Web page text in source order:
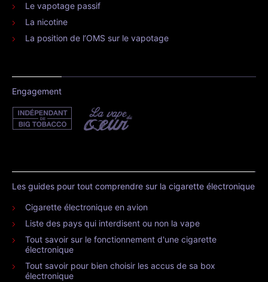
Le vapotage passif
La nicotine
La position de l’OMS sur le vapotage
Engagement
Les guides pour tout comprendre sur la cigarette électronique
Cigarette électronique en avion
Liste des pays qui interdisent ou non la vape
Tout savoir sur le fonctionnement d'une cigarette
électronique
Tout savoir pour bien choisir les accus de sa box
électronique